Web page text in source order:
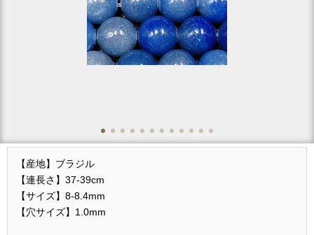
【産地】ブラジル
【連長さ】37-39cm
【サイズ】8-8.4mm
【穴サイズ】1.0mm